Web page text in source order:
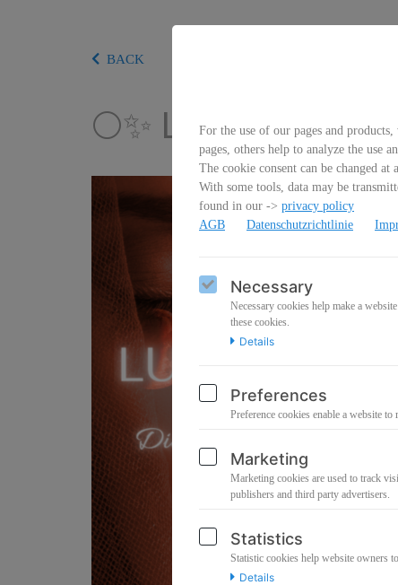
BACK
🌕✨ Luna Mystica
For the use of our pages and
pages, others help to analyze the use
The cookie consent can be changed
With some tools, data may be
found in our -> privacy policy
AGB
Datenschutzrichtlinie
Necessary
Necessary cookies help make a
these cookies.
Details
Preferences
Preference cookies enable a website
Marketing
Marketing cookies are used to track
publishers and third party advertisers.
Statistics
Statistic cookies help website owners
Details